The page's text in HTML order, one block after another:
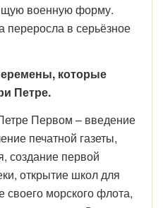
военную форму.
переросла в серьёзное
которые
Петре.
Первом – введение
печатной газеты,
создание первой
открытие школ для
своего морского флота,